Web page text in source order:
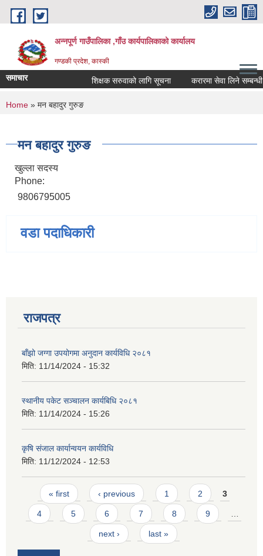
Skip to main content
अन्नपूर्ण गाउँपालिका ,गाँउ कार्यपालिकाको कार्यालय
गण्डकी प्रदेश, कास्की
समाचार शिक्षक सरुवाको लागि सूचना करारमा सेवा लिने सम्बन्धी
You are here
Home » मन बहादुर गुरुङ
मन बहादुर गुरुङ
खुल्ला सदस्य
Phone:
9806795005
वडा पदाधिकारी
राजपत्र
बाँझो जग्गा उपयोगमा अनुदान कार्यविधि २०८१
मिति: 11/14/2024 - 15:32
स्थानीय पकेट सञ्चालन कार्यबिधि २०८१
मिति: 11/14/2024 - 15:26
कृषि संजाल कार्यान्वयन कार्यविधि
मिति: 11/12/2024 - 12:53
Pages
« first ‹ previous 1 2 3
4 5 6 7 8 9
next › last »